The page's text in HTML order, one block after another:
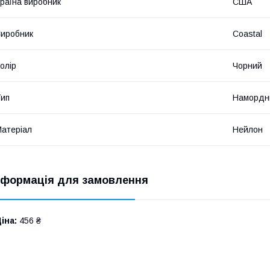
виробник США
Coastal
Чорний
Нейлон
для замовлення
456 ₴